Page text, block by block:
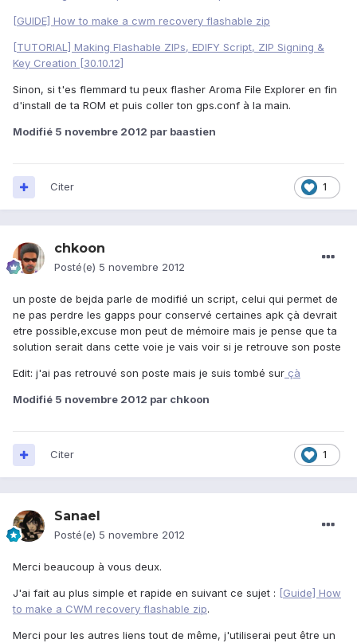
[GUIDE] How to make a cwm recovery flashable zip
[TUTORIAL] Making Flashable ZIPs, EDIFY Script, ZIP Signing &
Key Creation [30.10.12]
Sinon, si t'es flemmard tu peux flasher Aroma File Explorer en fin
d'install de ta ROM et puis coller ton gps.conf à la main.
Modifié 5 novembre 2012 par baastien
1
Citer
chkoon
Posté(e) 5 novembre 2012
un poste de bejda parle de modifié un script, celui qui permet de
ne pas perdre les gapps pour conservé certaines apk çà devrait
etre possible,excuse mon peut de mémoire mais je pense que ta
solution serait dans cette voie je vais voir si je retrouve son poste
Edit: j'ai pas retrouvé son poste mais je suis tombé sur çà
Modifié 5 novembre 2012 par chkoon
1
Citer
Sanael
Posté(e) 5 novembre 2012
Merci beaucoup à vous deux.
J'ai fait au plus simple et rapide en suivant ce sujet : [Guide] How
to make a CWM recovery flashable zip.
Merci pour les autres liens tout de même, j'utiliserai peut être un